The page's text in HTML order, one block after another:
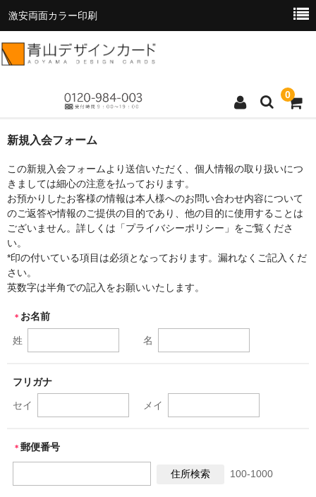
激安両面カラー印刷
0
トップページ
商品一覧
料金表
お支払い方法
お読みください
お問い合わせ
特定商取引に基づく表記
新規入会フォーム
この新規入会フォームより送信いただく、個人情報の取り扱いにつ
きましては細心の注意を払っております。
お預かりしたお客様の情報は本人様へのお問い合わせ内容について
のご返答や情報のご提供の目的であり、他の目的に使用することは
ございません。詳しくは「プライバシーポリシー」をご覧くださ
い。
*印の付いている項目は必須となっております。漏れなくご記入くだ
さい。
英数字は半角での記入をお願いいたします。
＊ お名前
姓 名
フリガナ
セイ メイ
＊ 郵便番号
100-1000